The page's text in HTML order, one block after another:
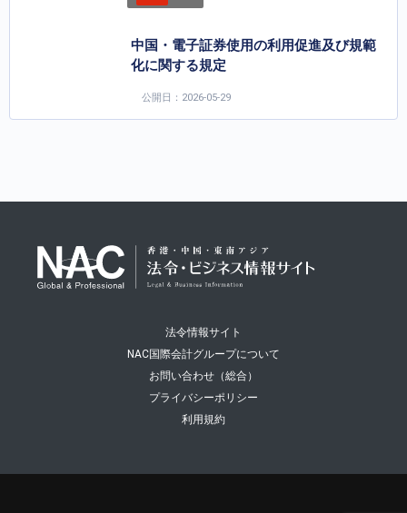
中国・電子証券使用の利用促進及び規範
化に関する規定
公開日：2026-05-29
法令情報サイト
NAC国際会計グループについて
お問い合わせ（総合）
プライバシーポリシー
利用規約